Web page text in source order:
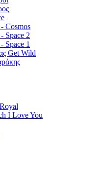
Cosmos
Space 2
Space 1
Get Wild
I Love You